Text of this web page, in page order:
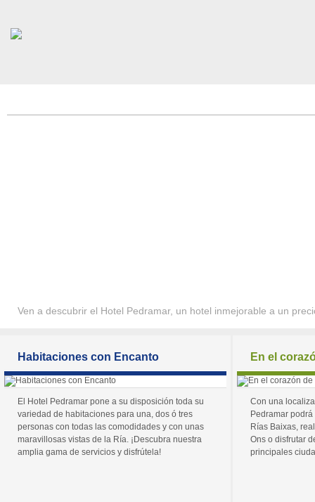
Ven a descubrir el Hotel Pedramar, un hotel inmejorable a un
Habitaciones con Encanto
El Hotel Pedramar pone a su disposición toda su
variedad de habitaciones para una, dos ó tres
personas con todas las comodidades y con unas
maravillosas vistas de la Ría. ¡Descubra nuestra
amplia gama de servicios y disfrútela!
En el
Con una
Pedramar
Rías Baixas,
Ons o disfrutar
principales